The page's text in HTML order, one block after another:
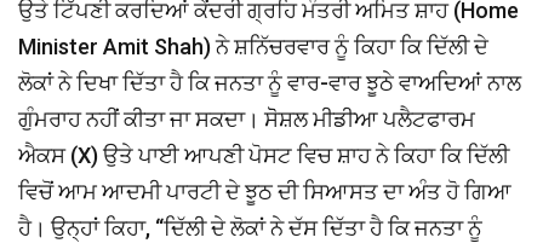
ਉਤੇ ਟਿੱਪਣੀ ਕਰਦਿਆਂ ਕੇਂਦਰੀ ਗ੍ਰਹਿ ਮੰਤਰੀ ਅਮਿਤ ਸ਼ਾਹ (Home
Minister Amit Shah) ਨੇ ਸ਼ਨਿੱਚਰਵਾਰ ਨੂੰ ਕਿਹਾ ਕਿ ਦਿੱਲੀ ਦੇ
ਲੋਕਾਂ ਨੇ ਦਿਖਾ ਦਿੱਤਾ ਹੈ ਕਿ ਜਨਤਾ ਨੂੰ ਵਾਰ-ਵਾਰ ਝੂਠੇ ਵਾਅਦਿਆਂ ਨਾਲ
ਗੁੰਮਰਾਹ ਨਹੀਂ ਕੀਤਾ ਜਾ ਸਕਦਾ। ਸੋੋਸ਼ਲ ਮੀਡੀਆ ਪਲੈਟਫਾਰਮ
ਐਕਸ (X) ਉਤੇ ਪਾਈ ਆਪਣੀ ਪੋਸਟ ਵਿਚ ਸ਼ਾਹ ਨੇ ਕਿਹਾ ਕਿ ਦਿੱਲੀ
ਵਿਚੋਂ ਆਮ ਆਦਮੀ ਪਾਰਟੀ ਦੇ ਝੂਠ ਦੀ ਸਿਆਸਤ ਦਾ ਅੰਤ ਹੋ ਗਿਆ
ਹੈ। ਉਨ੍ਹਾਂ ਕਿਹਾ, ‘‘ਦਿੱਲੀ ਦੇ ਲੋਕਾਂ ਨੇ ਦੱਸ ਦਿੱਤਾ ਹੈ ਕਿ ਜਨਤਾ ਨੂੰ